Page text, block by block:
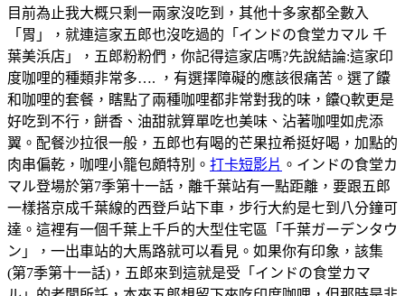
目前為止我大概只剩一兩家沒吃到，其他十多家都全數入
「胃」，就連這家五郎也沒吃過的「インドの食堂カマル 千
葉美浜店」，五郎粉粉們，你記得這家店嗎?先說結論:這家印
度咖哩的種類非常多…. ，有選擇障礙的應該很痛苦。選了饢
和咖哩的套餐，瞎點了兩種咖哩都非常對我的味，饢Q軟更是
好吃到不行，餅香、油甜就算單吃也美味、沾著咖哩如虎添
翼。配餐沙拉很一般，五郎也有喝的芒果拉希挺好喝，加點的
肉串偏乾，咖哩小籠包頗特別。 打卡短影片 。インドの食堂カ
マル登場於第7季第十一話，離千葉站有一點距離，要跟五郎
一樣搭京成千葉線的西登戶站下車，步行大約是七到八分鐘可
達。這裡有一個千葉上千戶的大型住宅區「千葉ガーデンタウ
ン」，一出車站的大馬路就可以看見。如果你有印象，該集
(第7季第十一話)，五郎來到這就是受「インドの食堂カマ